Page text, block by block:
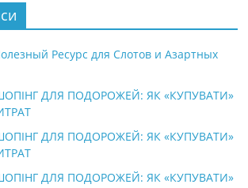
Ресурс для Слотов и Азартных
ДЛЯ ПОДОРОЖЕЙ: ЯК «КУПУВАТИ»
ДЛЯ ПОДОРОЖЕЙ: ЯК «КУПУВАТИ»
ДЛЯ ПОДОРОЖЕЙ: ЯК «КУПУВАТИ»